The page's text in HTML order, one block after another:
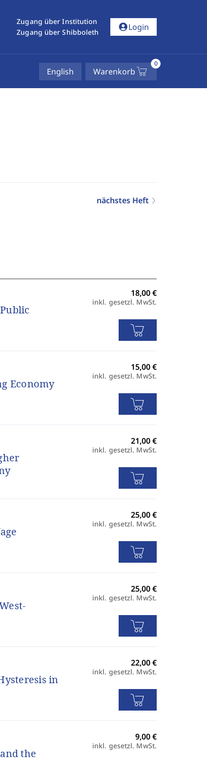
Zugang über Institution
Zugang über Shibboleth
account_circleLogin
English Warenkorb
0
nächstes Heft
inkl. gesetzl. MwSt.
Economy
inkl. gesetzl. MwSt.
inkl. gesetzl. MwSt.
inkl. gesetzl. MwSt.
inkl. gesetzl. MwSt.
in
inkl. gesetzl. MwSt.
the
inkl. gesetzl. MwSt.